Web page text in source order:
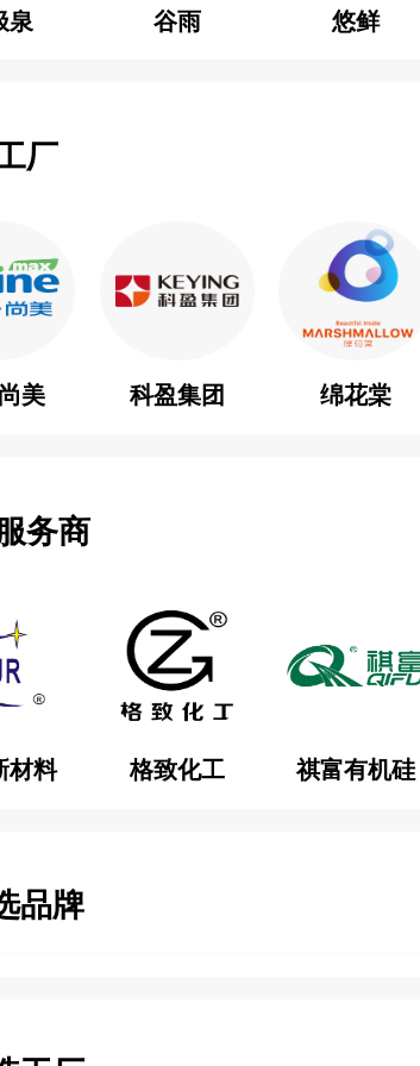
泉 谷雨 悠鲜
厂
美 科盈集团 绵花棠
务商
材料 格致化工 祺富有机硅
品牌